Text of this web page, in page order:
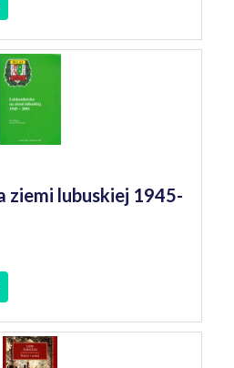
ziemi lubuskiej 1945-